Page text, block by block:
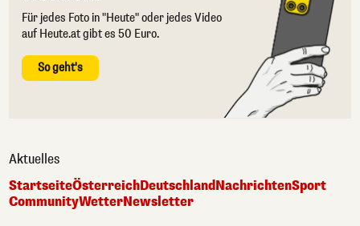
Für jedes Foto in "Heute" oder jedes Video
auf Heute.at gibt es 50 Euro.
So geht's
Aktuelles
StartseiteÖsterreichDeutschlandNachrichtenSport
CommunityWetterNewsletter